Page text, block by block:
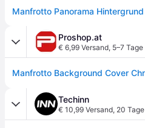
Proshop.at
€ 6,99 Versand, 5–7 Tage
Techinn
€ 10,99 Versand, 20 Tage